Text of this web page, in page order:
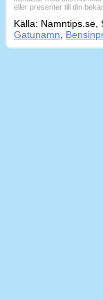
eller presenter till din
Källa: Namntips.se,
Gatunamn